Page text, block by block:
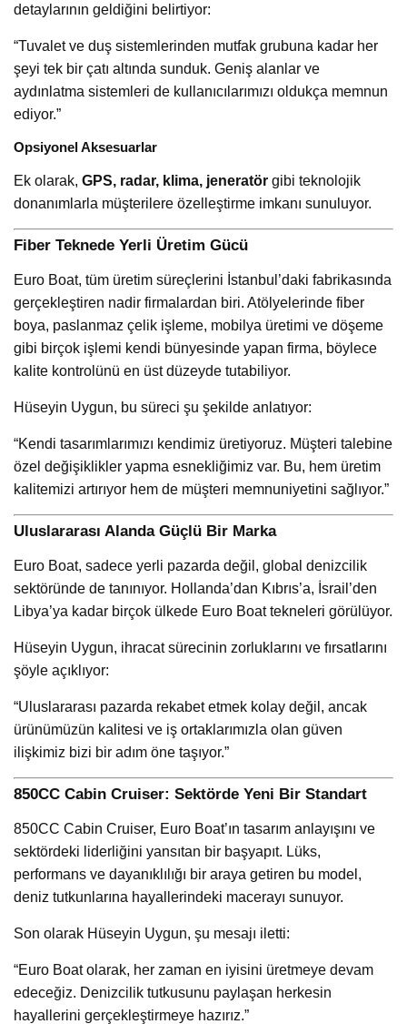
detaylarının geldiğini belirtiyor:
“Tuvalet ve duş sistemlerinden mutfak grubuna kadar her
şeyi tek bir çatı altında sunduk. Geniş alanlar ve
aydınlatma sistemleri de kullanıcılarımızı oldukça memnun
ediyor.”
Opsiyonel Aksesuarlar
Ek olarak, GPS, radar, klima, jeneratör gibi teknolojik
donanımlarla müşterilere özelleştirme imkanı sunuluyor.
Fiber Teknede Yerli Üretim Gücü
Euro Boat, tüm üretim süreçlerini İstanbul’daki fabrikasında
gerçekleştiren nadir firmalardan biri. Atölyelerinde fiber
boya, paslanmaz çelik işleme, mobilya üretimi ve döşeme
gibi birçok işlemi kendi bünyesinde yapan firma, böylece
kalite kontrolünü en üst düzeyde tutabiliyor.
Hüseyin Uygun, bu süreci şu şekilde anlatıyor:
“Kendi tasarımlarımızı kendimiz üretiyoruz. Müşteri talebine
özel değişiklikler yapma esnekliğimiz var. Bu, hem üretim
kalitemizi artırıyor hem de müşteri memnuniyetini sağlıyor.”
Uluslararası Alanda Güçlü Bir Marka
Euro Boat, sadece yerli pazarda değil, global denizcilik
sektöründe de tanınıyor. Hollanda’dan Kıbrıs’a, İsrail’den
Libya’ya kadar birçok ülkede Euro Boat tekneleri görülüyor.
Hüseyin Uygun, ihracat sürecinin zorluklarını ve fırsatlarını
şöyle açıklıyor:
“Uluslararası pazarda rekabet etmek kolay değil, ancak
ürünümüzün kalitesi ve iş ortaklarımızla olan güven
ilişkimiz bizi bir adım öne taşıyor.”
850CC Cabin Cruiser: Sektörde Yeni Bir Standart
850CC Cabin Cruiser, Euro Boat’ın tasarım anlayışını ve
sektördeki liderliğini yansıtan bir başyapıt. Lüks,
performans ve dayanıklılığı bir araya getiren bu model,
deniz tutkunlarına hayallerindeki macerayı sunuyor.
Son olarak Hüseyin Uygun, şu mesajı iletti:
“Euro Boat olarak, her zaman en iyisini üretmeye devam
edeceğiz. Denizcilik tutkusunu paylaşan herkesin
hayallerini gerçekleştirmeye hazırız.”